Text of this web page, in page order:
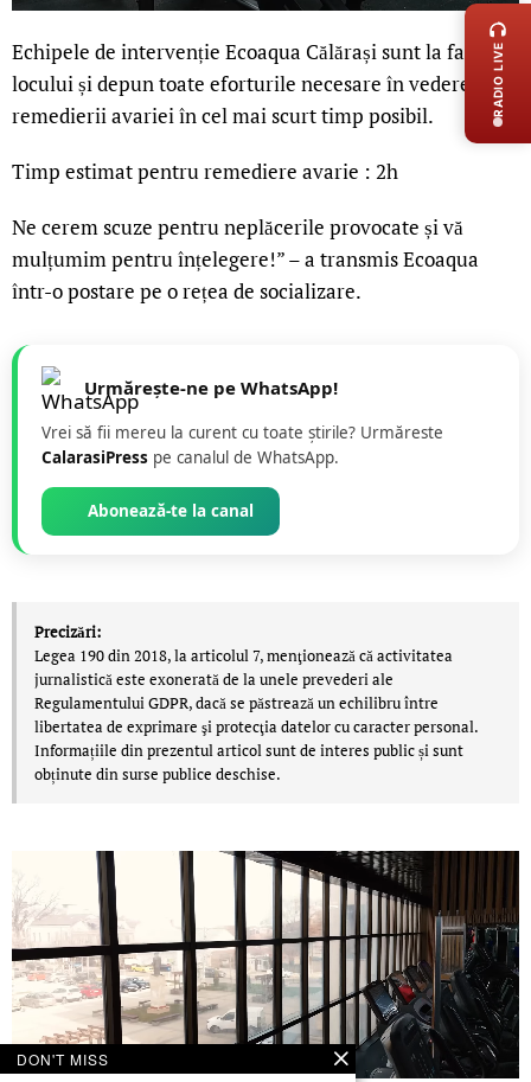
Echipele de intervenție Ecoaqua Călărași sunt la fața
locului și depun toate eforturile necesare în vederea
remedierii avariei în cel mai scurt timp posibil.
Timp estimat pentru remediere avarie : 2h
Ne cerem scuze pentru neplăcerile provocate și vă
mulțumim pentru înțelegere!” – a transmis Ecoaqua
într-o postare pe o rețea de socializare.
Urmărește-ne pe WhatsApp!
Vrei să fii mereu la curent cu toate știrile? Urmăreste
CalarasiPress pe canalul de WhatsApp.
Abonează-te la canal
Precizări:
Legea 190 din 2018, la articolul 7, menţionează că activitatea
jurnalistică este exonerată de la unele prevederi ale
Regulamentului GDPR, dacă se păstrează un echilibru între
libertatea de exprimare şi protecţia datelor cu caracter personal.
Informațiile din prezentul articol sunt de interes public și sunt
obținute din surse publice deschise.
RADIO LIVE
DON'T MISS